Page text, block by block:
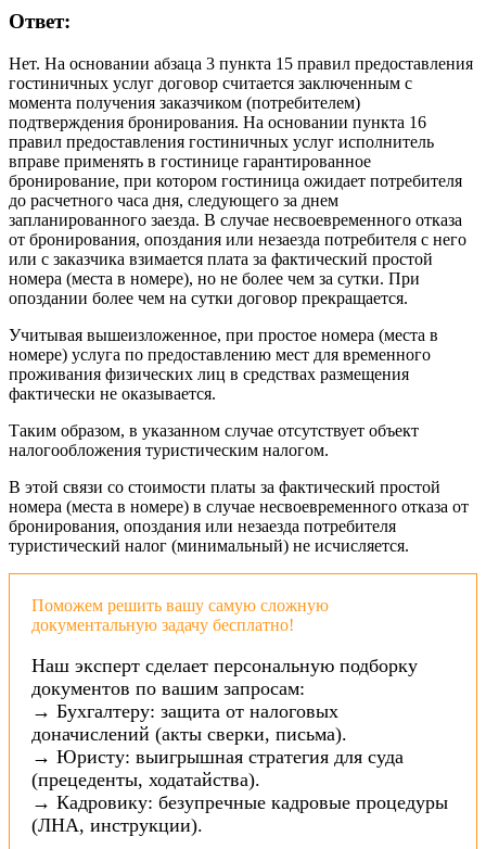
Ответ:
Нет. На основании абзаца 3 пункта 15 правил предоставления
гостиничных услуг договор считается заключенным с
момента получения заказчиком (потребителем)
подтверждения бронирования. На основании пункта 16
правил предоставления гостиничных услуг исполнитель
вправе применять в гостинице гарантированное
бронирование, при котором гостиница ожидает потребителя
до расчетного часа дня, следующего за днем
запланированного заезда. В случае несвоевременного отказа
от бронирования, опоздания или незаезда потребителя с него
или с заказчика взимается плата за фактический простой
номера (места в номере), но не более чем за сутки. При
опоздании более чем на сутки договор прекращается.
Учитывая вышеизложенное, при простое номера (места в
номере) услуга по предоставлению мест для временного
проживания физических лиц в средствах размещения
фактически не оказывается.
Таким образом, в указанном случае отсутствует объект
налогообложения туристическим налогом.
В этой связи со стоимости платы за фактический простой
номера (места в номере) в случае несвоевременного отказа от
бронирования, опоздания или незаезда потребителя
туристический налог (минимальный) не исчисляется.
Поможем решить вашу самую сложную
документальную задачу бесплатно!
Наш эксперт сделает персональную подборку
документов по вашим запросам:
→ Бухгалтеру: защита от налоговых
доначислений (акты сверки, письма).
→ Юристу: выигрышная стратегия для суда
(прецеденты, ходатайства).
→ Кадровику: безупречные кадровые процедуры
(ЛНА, инструкции).